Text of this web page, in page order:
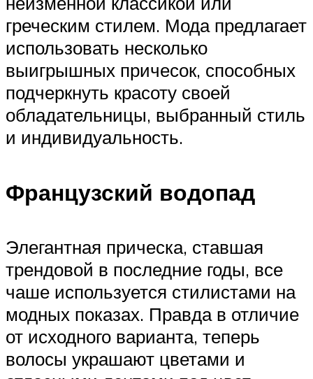
греческим стилем. Мода предлагает
использовать несколько
выигрышных причесок, способных
подчеркнуть красоту своей
обладательницы, выбранный стиль
и индивидуальность.
Французский водопад
Элегантная прическа, ставшая
трендовой в последние годы, все
чаше используется стилистами на
модных показах. Правда в отличие
от исходного варианта, теперь
волосы украшают цветами и